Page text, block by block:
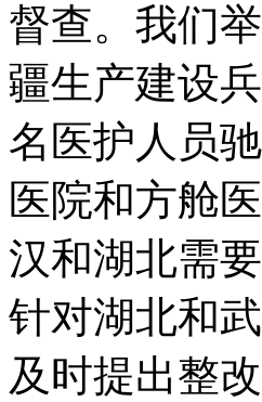
督查。我们
疆生产建设
名医护人员
医院和方舱
汉和湖北需
针对湖北和
及时提出整